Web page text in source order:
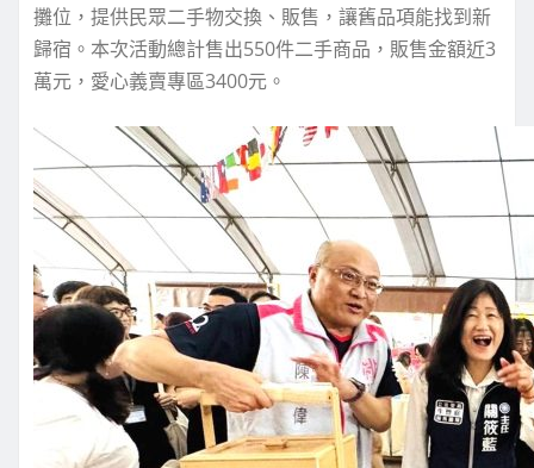
攤位，提供民眾二手物交換、販售，讓舊品項能找到新
歸宿。本次活動總計售出550件二手商品，販售金額近3
萬元，愛心義賣專區3400元。